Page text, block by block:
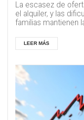
La escasez de
el alquiler, y las
familias mantienen
LEER MÁS